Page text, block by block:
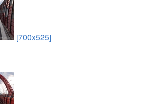
[700x525]